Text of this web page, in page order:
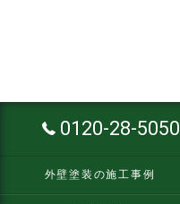
0120-28-5050
外壁塗装の施工事例